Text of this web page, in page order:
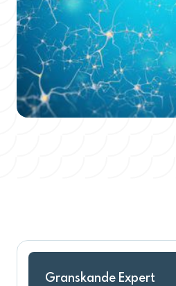
Granskande Expert